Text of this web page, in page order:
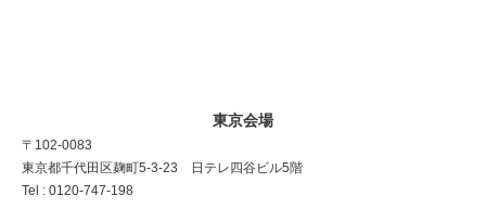
東京会場
〒102-0083
東京都千代田区麹町5-3-23 日テレ四谷ビル5階
Tel : 0120-747-198